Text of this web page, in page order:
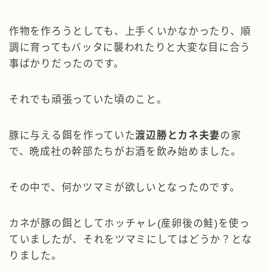
作物を作ろうとしても、上手くいかなかったり、順
調に育ってもバッタに襲われたりと大変な目に合う
事ばかりだったのです。
それでも頑張っていた頃のこと。
豚に与える餌を作っていた渡辺勝とカネ夫妻の家
で、晩成社の幹部たちがお酒を飲み始めました。
その中で、何かツマミが欲しいとなったのです。
カネが豚の餌としてホッチャレ(産卵後の鮭)を使っ
ていましたが、それをツマミにしてはどうか？とな
りました。